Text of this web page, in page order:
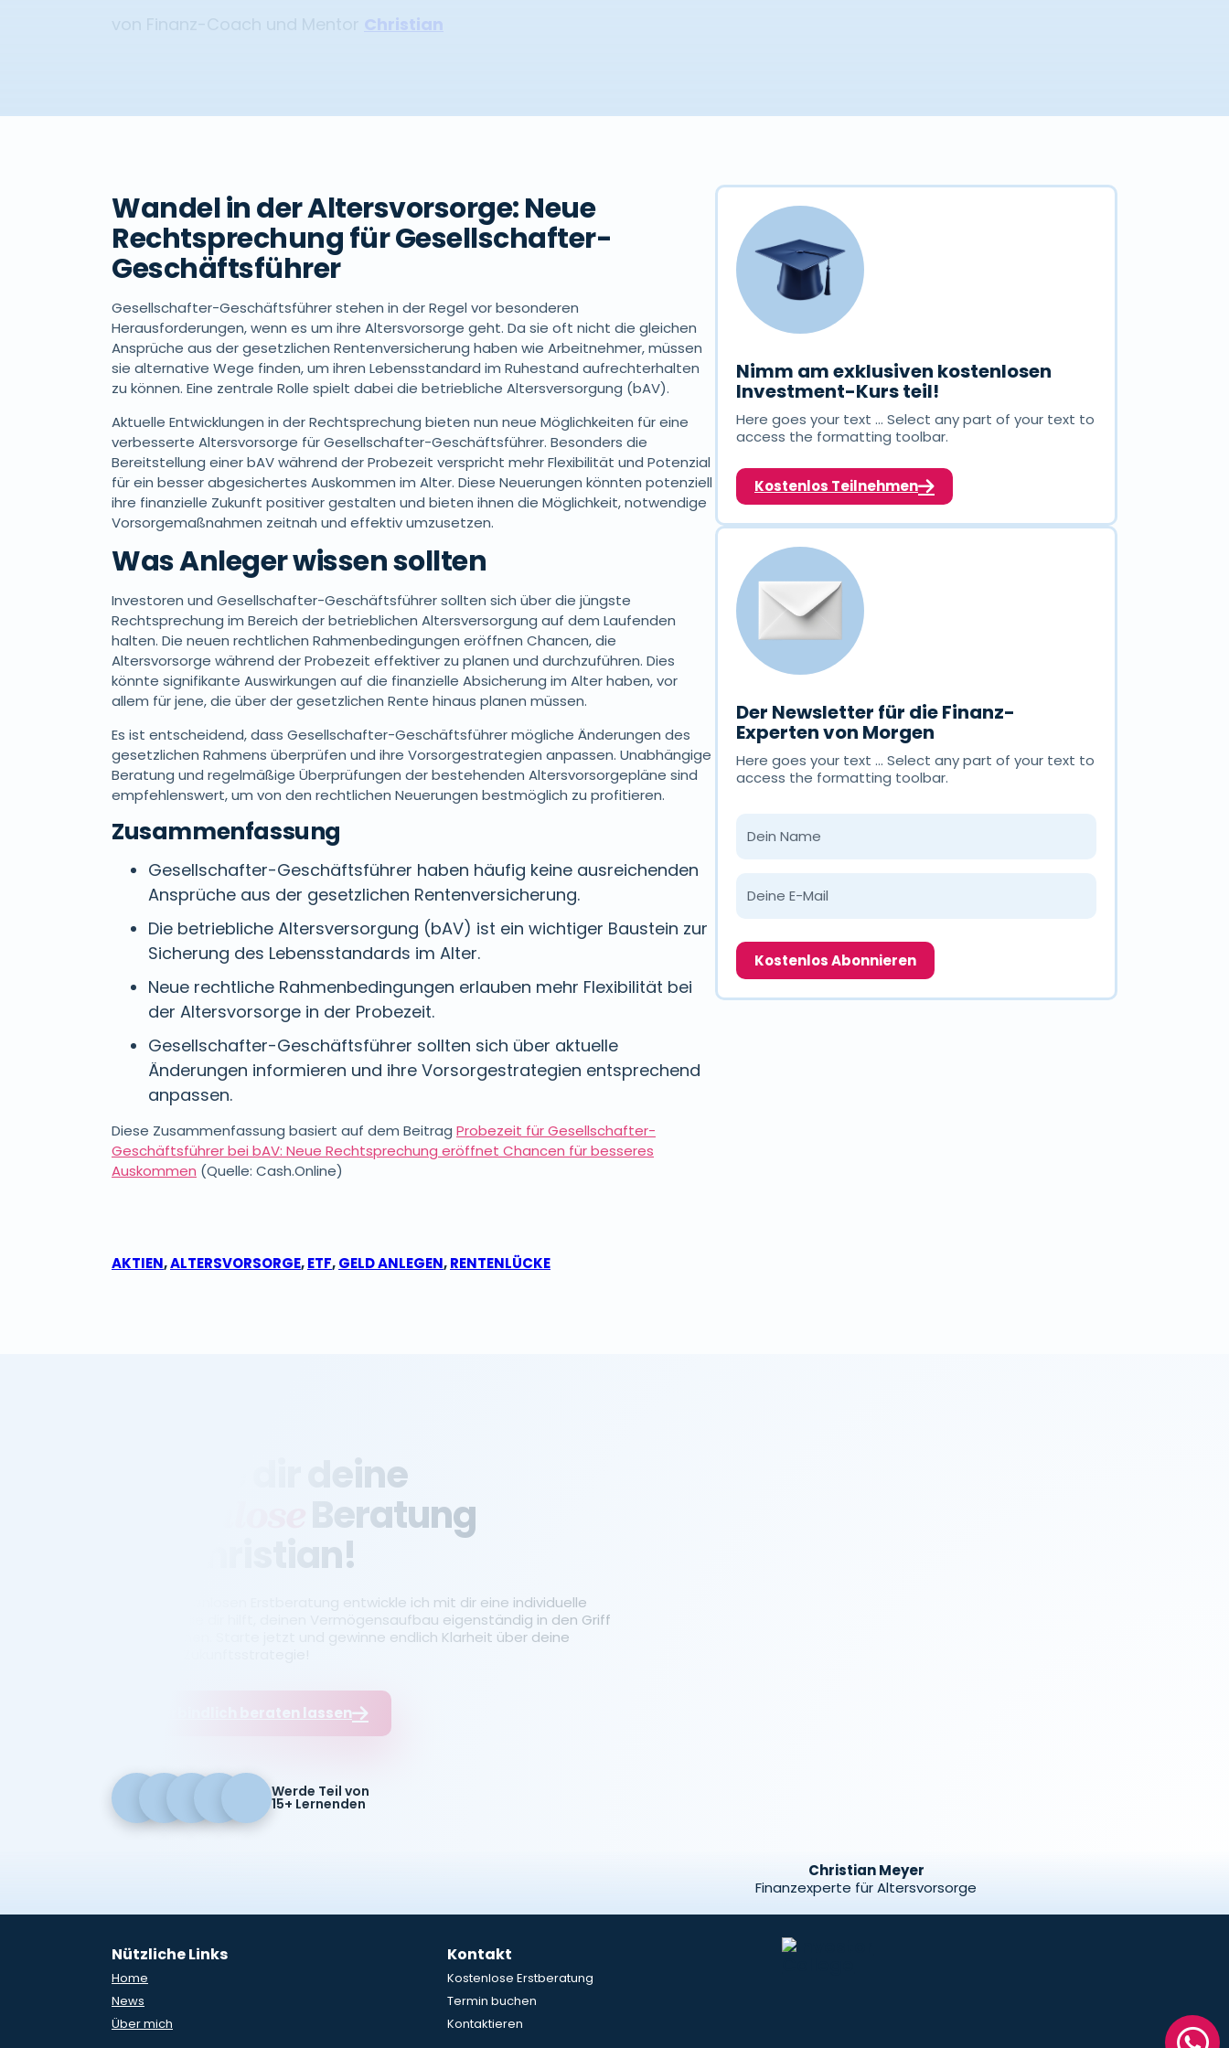
von Finanz-Coach und Mentor Christian
Wandel in der Altersvorsorge: Neue
Rechtsprechung für Gesellschafter-
Geschäftsführer
Gesellschafter-Geschäftsführer stehen in der Regel vor besonderen
Herausforderungen, wenn es um ihre Altersvorsorge geht. Da sie oft nicht die gleichen
Ansprüche aus der gesetzlichen Rentenversicherung haben wie Arbeitnehmer, müssen
sie alternative Wege finden, um ihren Lebensstandard im Ruhestand aufrechterhalten
zu können. Eine zentrale Rolle spielt dabei die betriebliche Altersversorgung (bAV).
Aktuelle Entwicklungen in der Rechtsprechung bieten nun neue Möglichkeiten für eine
verbesserte Altersvorsorge für Gesellschafter-Geschäftsführer. Besonders die
Bereitstellung einer bAV während der Probezeit verspricht mehr Flexibilität und Potenzial
für ein besser abgesichertes Auskommen im Alter. Diese Neuerungen könnten potenziell
ihre finanzielle Zukunft positiver gestalten und bieten ihnen die Möglichkeit, notwendige
Vorsorgemaßnahmen zeitnah und effektiv umzusetzen.
Was Anleger wissen sollten
Investoren und Gesellschafter-Geschäftsführer sollten sich über die jüngste
Rechtsprechung im Bereich der betrieblichen Altersversorgung auf dem Laufenden
halten. Die neuen rechtlichen Rahmenbedingungen eröffnen Chancen, die
Altersvorsorge während der Probezeit effektiver zu planen und durchzuführen. Dies
könnte signifikante Auswirkungen auf die finanzielle Absicherung im Alter haben, vor
allem für jene, die über der gesetzlichen Rente hinaus planen müssen.
Es ist entscheidend, dass Gesellschafter-Geschäftsführer mögliche Änderungen des
gesetzlichen Rahmens überprüfen und ihre Vorsorgestrategien anpassen. Unabhängige
Beratung und regelmäßige Überprüfungen der bestehenden Altersvorsorgepläne sind
empfehlenswert, um von den rechtlichen Neuerungen bestmöglich zu profitieren.
Zusammenfassung
Gesellschafter-Geschäftsführer haben häufig keine ausreichenden
Ansprüche aus der gesetzlichen Rentenversicherung.
Die betriebliche Altersversorgung (bAV) ist ein wichtiger Baustein zur
Sicherung des Lebensstandards im Alter.
Neue rechtliche Rahmenbedingungen erlauben mehr Flexibilität bei
der Altersvorsorge in der Probezeit.
Gesellschafter-Geschäftsführer sollten sich über aktuelle
Änderungen informieren und ihre Vorsorgestrategien entsprechend
anpassen.
Diese Zusammenfassung basiert auf dem Beitrag Probezeit für Gesellschafter-
Geschäftsführer bei bAV: Neue Rechtsprechung eröffnet Chancen für besseres
Auskommen (Quelle: Cash.Online)
AKTIEN,ALTERSVORSORGE,ETF,GELD ANLEGEN,RENTENLÜCKE
Nimm am exklusiven kostenlosen
Investment-Kurs teil!
Here goes your text ... Select any part of your text to
access the formatting toolbar.
Kostenlos Teilnehmen
Der Newsletter für die Finanz-
Experten von Morgen
Here goes your text ... Select any part of your text to
access the formatting toolbar.
Sichere dir deine
Beratung
mit Christian!
In einer kostenlosen Erstberatung entwickle ich mit dir eine individuelle
Strategie, die dir hilft, deinen Vermögensaufbau eigenständig in den Griff
zu bekommen. Starte jetzt und gewinne endlich Klarheit über deine
Unverbindlich beraten lassen
Werde Teil von
15+ Lernenden
Christian Meyer
Finanzexperte für Altersvorsorge
Nützliche Links
Home
News
Über mich
Kontakt
Kostenlose Erstberatung
Termin buchen
Kontaktieren